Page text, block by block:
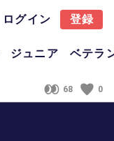
ログイン 登録
ジュニア ベテラ
68 0